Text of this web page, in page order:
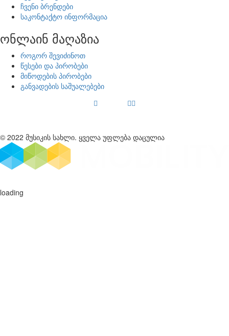
ჩვენი ბრენდები
საკონტაქტო ინფორმაცია
ონლაინ მაღაზია
როგორ შევიძინოთ
წესები და პირობები
მიწოდების პირობები
განვადების საშუალებები
© 2022 მუსიკის სახლი. ყველა უფლება დაცულია
loading